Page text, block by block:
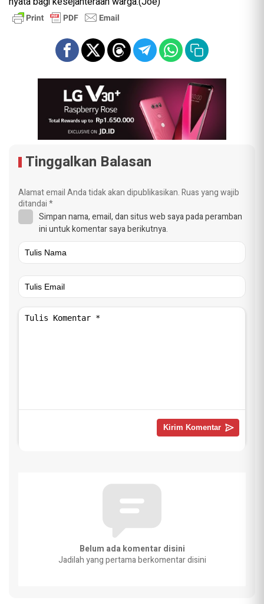
Tinggalkan Balasan
Alamat email Anda tidak akan dipublikasikan.Ruas yang wajib
ditandai*
Simpan nama, email, dan situs web saya pada peramban
ini untuk komentar saya berikutnya.
Belum ada komentar disini
Jadilah yang pertama berkomentar disini